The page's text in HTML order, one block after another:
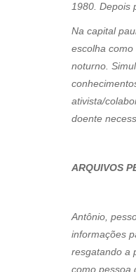
1980. Depois
Na capital
escolha
noturno.
ativista/
doente
ARQUIVOS
Antônio,
informações
resgatando a
como pessoa